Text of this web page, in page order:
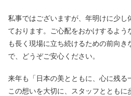
私事ではございますが、年明けに少し
ております。ご心配をおかけするよう
も長く現場に立ち続けるための前向
で、どうぞご安心ください。
来年も「日本の美とともに、心に残る
この想いを大切に、スタッフととも